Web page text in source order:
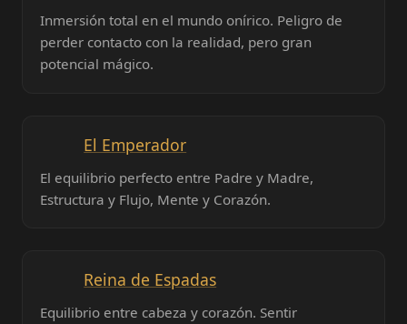
Inmersión total en el mundo onírico. Peligro de
perder contacto con la realidad, pero gran
potencial mágico.
El Emperador
El equilibrio perfecto entre Padre y Madre,
Estructura y Flujo, Mente y Corazón.
Reina de Espadas
Equilibrio entre cabeza y corazón. Sentir